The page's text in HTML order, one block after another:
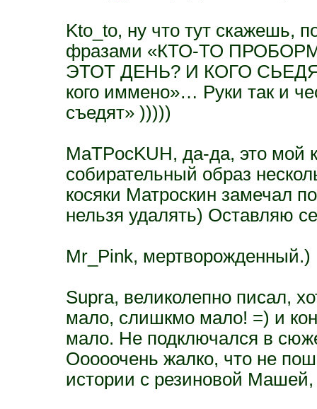
Kto_to, ну что тут скажешь,
фразами «КТО-ТО
ЭТОТ ДЕНЬ? И КОГО
кого иммено»… Руки так и
съедят» )))))
MaTPocKUH, да-да, это мой
собирательный образ
косяки Матроскин замечал
нельзя удалять) Оставляю
Mr_Pink, мертворожденный.)
Supra, великолепно писал,
мало, слишкмо мало! =) и
мало. Не подключался в
Ооооочень жалко, что не
истории с резиновой